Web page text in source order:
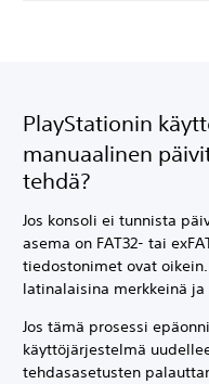
PlayStationin
manuaalinen
tehdä?
Jos konsoli ei tunnista
asema on FAT32- tai
tiedostonimet ovat
latinalaisina merkkeinä
Jos tämä prosessi
käyttöjärjestelmä
tehdasasetusten